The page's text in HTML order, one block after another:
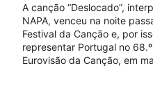
A canção “Deslocado”,
NAPA, venceu na noite
Festival da Canção e, por
representar Portugal no
Eurovisão da Canção, em